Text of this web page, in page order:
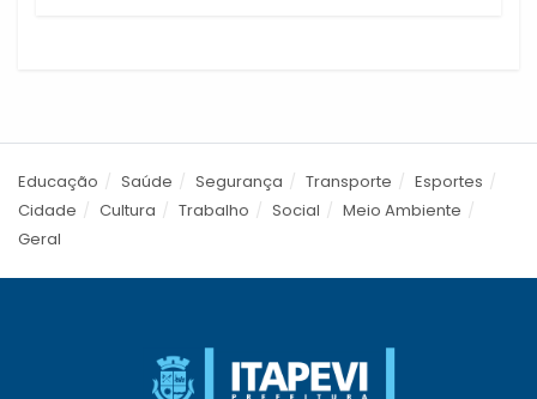
Educação Saúde Segurança Transporte
Esportes
Cidade
Cultura Trabalho Social
Meio Ambiente
Geral